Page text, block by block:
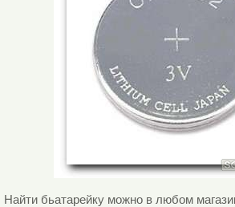
Найти бьатарейку можно в любом